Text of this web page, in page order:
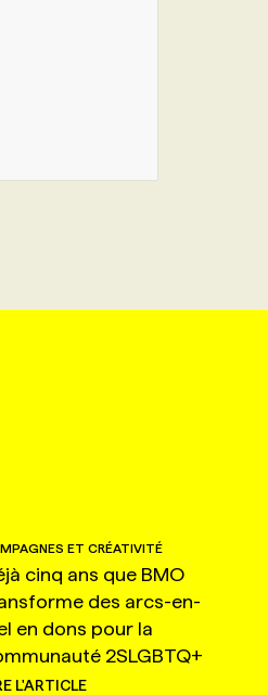
ET CRÉATIVITÉ
cinq ans que BMO
des arcs-en-
en dons pour la
2SLGBTQ+
L'ARTICLE